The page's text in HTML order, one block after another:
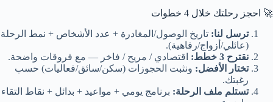
🚀 احجز رحلتك خلال 4 خطوات
ترسل لنا: تاريخ الوصول/المغادرة + عدد الأشخاص + نمط الرحلة
(عائلي/أزواج/رفاهية).
نقترح 3 خطط:
اقتصادي / مريح / فاخر — مع فروقات واضحة.
تختار الأفضل: ونثبت الحجوزات (سكن/سائق/فعاليات) حسب
رغبتك.
تستلم ملف الرحلة: برنامج يومي + مواعيد + بدائل + نقاط التقاء